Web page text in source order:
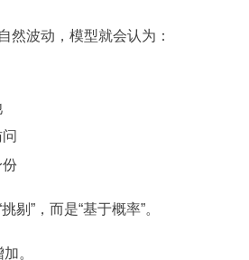
然波动，模型就会认为：
份
剔”，而是“基于概率”。
。